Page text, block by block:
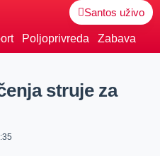
Santos uživo
Poljoprivreda Zabava
struje za